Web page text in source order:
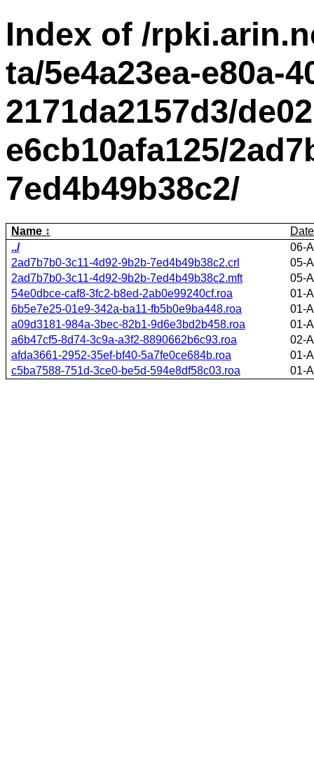
Index of /
ta/5e4a23ea-e80a-
2171da2157d3/
e6cb10afa125/
7ed4b49b38c2/
Name
Date
../
06-
2ad7b7b0-3c11-4d92-9b2b-7ed4b49b38c2.crl
05-
2ad7b7b0-3c11-4d92-9b2b-7ed4b49b38c2.mft
05-
54e0dbce-caf8-3fc2-b8ed-2ab0e99240cf.roa
01-
6b5e7e25-01e9-342a-ba11-fb5b0e9ba448.roa
01-
a09d3181-984a-3bec-82b1-9d6e3bd2b458.roa
01-
a6b47cf5-8d74-3c9a-a3f2-8890662b6c93.roa
02-
afda3661-2952-35ef-bf40-5a7fe0ce684b.roa
01-
c5ba7588-751d-3ce0-be5d-594e8df58c03.roa
01-